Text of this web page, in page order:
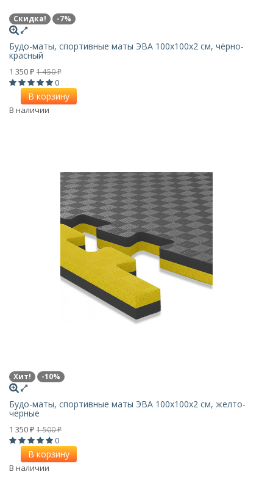
Скидка! -7%
Будо-маты, спортивные маты ЭВА 100х100x2 см, чёрно-
красный
1 350 ₽ 1 450₽
0
В корзину
В наличии
Хит! -10%
Будо-маты, спортивные маты ЭВА 100х100x2 см, желто-
черные
1 350 ₽ 1 500₽
0
В корзину
В наличии